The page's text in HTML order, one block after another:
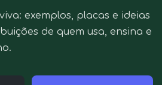
exemplos, placas e ideias
de quem usa, ensina e